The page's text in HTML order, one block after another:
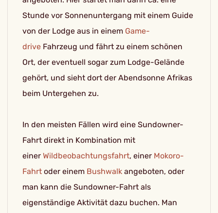
Stunde vor Sonnenuntergang mit einem Guide
von der Lodge aus in einem Game-
drive Fahrzeug und fährt zu einem schönen
Ort, der eventuell sogar zum Lodge-Gelände
gehört, und sieht dort der Abendsonne Afrikas
beim Untergehen zu.
In den meisten Fällen wird eine Sundowner-
Fahrt direkt in Kombination mit
einer Wildbeobachtungsfahrt, einer Mokoro-
Fahrt oder einem Bushwalk angeboten, oder
man kann die Sundowner-Fahrt als
eigenständige Aktivität dazu buchen. Man